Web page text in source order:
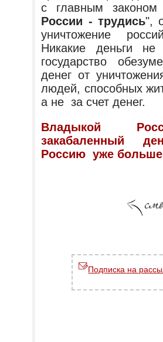
с главным
России - трудись",
уничтожение
Никакие деньги не
государство
денег от
людей, способных
а не за счет денег.
Владыкой
закабаленный
Россию уже больше
Подписка на